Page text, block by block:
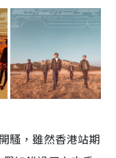
騷，雖然香港站期